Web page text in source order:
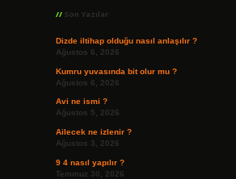
Son Yazılar
Dizde iltihap olduğu nasıl anlaşılır ?
Ağustos 6, 2026
Kumru yuvasında bit olur mu ?
Ağustos 6, 2026
Avi ne ismi ?
Ağustos 5, 2026
Ailecek ne izlenir ?
Ağustos 3, 2026
9 4 nasıl yapılır ?
Temmuz 30, 2026